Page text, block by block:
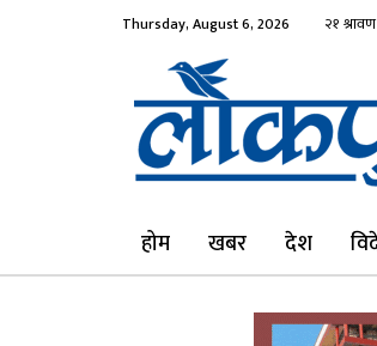
Thursday, August 6, 2026
होम खबर देश